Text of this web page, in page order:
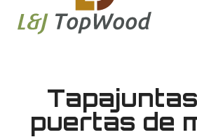
puertas de